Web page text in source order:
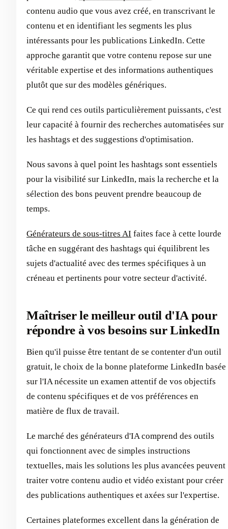
contenu audio que vous avez créé, en transcrivant le
contenu et en identifiant les segments les plus
intéressants pour les publications LinkedIn. Cette
approche garantit que votre contenu repose sur une
véritable expertise et des informations authentiques
plutôt que sur des modèles génériques.
Ce qui rend ces outils particulièrement puissants, c'est
leur capacité à fournir des recherches automatisées sur
les hashtags et des suggestions d'optimisation.
Nous savons à quel point les hashtags sont essentiels
pour la visibilité sur LinkedIn, mais la recherche et la
sélection des bons peuvent prendre beaucoup de
temps.
Générateurs de sous-titres AI faites face à cette lourde
tâche en suggérant des hashtags qui équilibrent les
sujets d'actualité avec des termes spécifiques à un
créneau et pertinents pour votre secteur d'activité.
Maîtriser le meilleur outil d'IA pour
répondre à vos besoins sur LinkedIn
Bien qu'il puisse être tentant de se contenter d'un outil
gratuit, le choix de la bonne plateforme LinkedIn basée
sur l'IA nécessite un examen attentif de vos objectifs
de contenu spécifiques et de vos préférences en
matière de flux de travail.
Le marché des générateurs d'IA comprend des outils
qui fonctionnent avec de simples instructions
textuelles, mais les solutions les plus avancées peuvent
traiter votre contenu audio et vidéo existant pour créer
des publications authentiques et axées sur l'expertise.
Certaines plateformes excellent dans la génération de